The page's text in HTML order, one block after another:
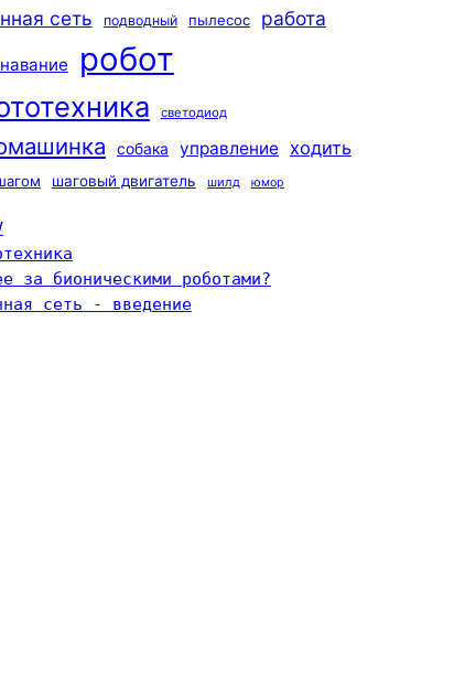
сеть подводный пылесос работа
робот
светодиод
собака управление ходить
шаговый двигатель шилд юмор
за бионическими роботами?
сеть - введение